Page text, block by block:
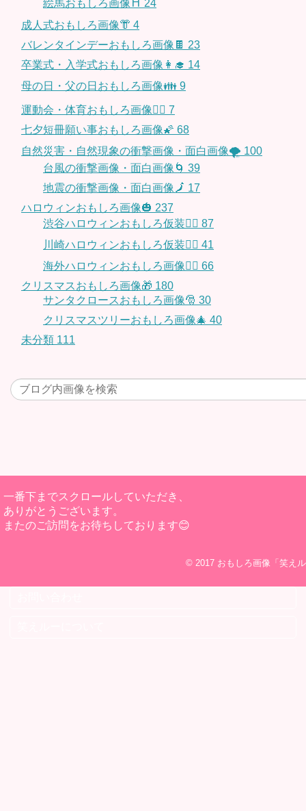
絵馬おもしろ画像⛩ 24
成人式おもしろ画像👘 4
バレンタインデーおもしろ画像🍫 23
卒業式・入学式おもしろ画像👩‍🎓 14
母の日・父の日おもしろ画像👪 9
運動会・体育おもしろ画像🤸‍♂️ 7
七夕短冊願い事おもしろ画像🌠 68
自然災害・自然現象の衝撃画像・面白画像🌪 100
台風の衝撃画像・面白画像🌀 39
地震の衝撃画像・面白画像🗾 17
ハロウィンおもしろ画像🎃 237
渋谷ハロウィンおもしろ仮装👯‍♂️ 87
川崎ハロウィンおもしろ仮装🧞‍♀️ 41
海外ハロウィンおもしろ画像🧛‍♂️ 66
クリスマスおもしろ画像🎁 180
サンタクロースおもしろ画像🎅 30
クリスマスツリーおもしろ画像🎄 40
未分類 111
一番下までスクロールしていただき、
ありがとうございます。
またのご訪問をお待ちしております😊
© 2017 おもしろ画像「笑え